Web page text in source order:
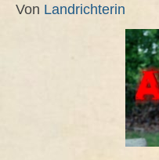
Von Landrichterin